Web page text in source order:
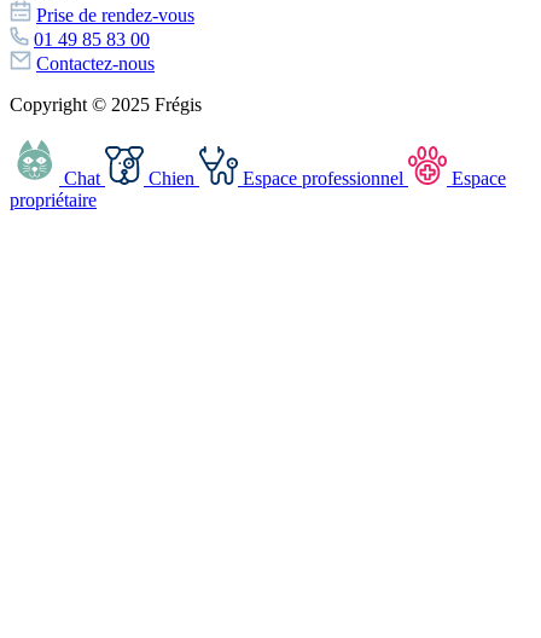
Prise de rendez-vous
01 49 85 83 00
Contactez-nous
Copyright © 2025 Frégis
Chat Chien Espace professionnel
Espace
propriétaire